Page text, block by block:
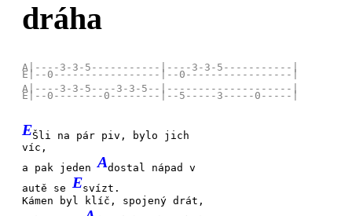
dráha
A|----3-3-5-----------|----3-3-5-----------|
E|--0-----------------|--0-----------------|
A|----3-3-5----3-3-5--|--------------------|
EŠli na pár piv, bylo jich
víc,
a pak jedenAdostal nápad v
autě se Esvízt.
Kámen byl klíč, spojený drát,